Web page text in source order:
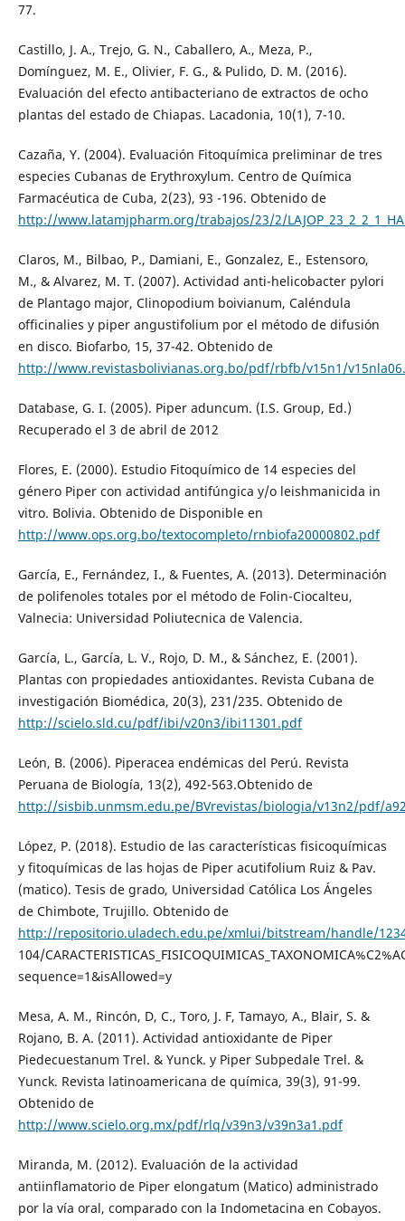
77.
Castillo, J. A., Trejo, G. N., Caballero, A., Meza, P.,
Domínguez, M. E., Olivier, F. G., & Pulido, D. M. (2016).
Evaluación del efecto antibacteriano de extractos de ocho
plantas del estado de Chiapas. Lacadonia, 10(1), 7-10.
Cazaña, Y. (2004). Evaluación Fitoquímica preliminar de tres
especies Cubanas de Erythroxylum. Centro de Química
Farmacéutica de Cuba, 2(23), 93 -196. Obtenido de
http://www.latamjpharm.org/trabajos/23/2/
Claros, M., Bilbao, P., Damiani, E., Gonzalez, E., Estensoro,
M., & Alvarez, M. T. (2007). Actividad anti-helicobacter pylori
de Plantago major, Clinopodium boivianum, Caléndula
officinalies y piper angustifolium por el método de difusión
en disco. Biofarbo, 15, 37-42. Obtenido de
http://www.revistasbolivianas.org.bo/pdf/rbfb/v15n1/
Database, G. I. (2005). Piper aduncum. (I.S. Group, Ed.)
Recuperado el 3 de abril de 2012
Flores, E. (2000). Estudio Fitoquímico de 14 especies del
género Piper con actividad antifúngica y/o leishmanicida in
vitro. Bolivia. Obtenido de Disponible en
http://www.ops.org.bo/textocompleto/rnbiofa20000802.pdf
García, E., Fernández, I., & Fuentes, A. (2013). Determinación
de polifenoles totales por el método de Folin-Ciocalteu,
Valnecia: Universidad Poliutecnica de Valencia.
García, L., García, L. V., Rojo, D. M., & Sánchez, E. (2001).
Plantas con propiedades antioxidantes. Revista Cubana de
investigación Biomédica, 20(3), 231/235. Obtenido de
http://scielo.sld.cu/pdf/ibi/v20n3/ibi11301.pdf
León, B. (2006). Piperacea endémicas del Perú. Revista
Peruana de Biología, 13(2), 492-563.Obtenido de
http://sisbib.unmsm.edu.pe/BVrevistas/biologia/v13n2/pdf/
López, P. (2018). Estudio de las características fisicoquímicas
y fitoquímicas de las hojas de Piper acutifolium Ruiz & Pav.
(matico). Tesis de grado, Universidad Católica Los Ángeles
de Chimbote, Trujillo. Obtenido de
http://repositorio.uladech.edu.pe/xmlui/bitstream/handle/
104/
sequence=1&isAllowed=y
Mesa, A. M., Rincón, D, C., Toro, J. F, Tamayo, A., Blair, S. &
Rojano, B. A. (2011). Actividad antioxidante de Piper
Piedecuestanum Trel. & Yunck. y Piper Subpedale Trel. &
Yunck. Revista latinoamericana de química, 39(3), 91-99.
Obtenido de
http://www.scielo.org.mx/pdf/rlq/v39n3/v39n3a1.pdf
Miranda, M. (2012). Evaluación de la actividad
antiinflamatorio de Piper elongatum (Matico) administrado
por la vía oral, comparado con la Indometacina en Cobayos.